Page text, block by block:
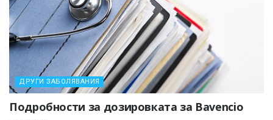
ДРУГИ ЗАБОЛЯВАНИЯ
Подробности за дозировката за Bavencio